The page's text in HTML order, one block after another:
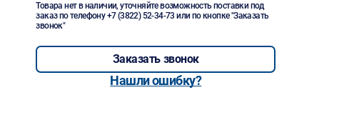
Товара нет в наличии, уточняйте возможность поставки под
заказ по телефону+7 (3822) 52-34-73 или по кнопке "Заказать
звонок"
Заказать звонок
Нашли ошибку?